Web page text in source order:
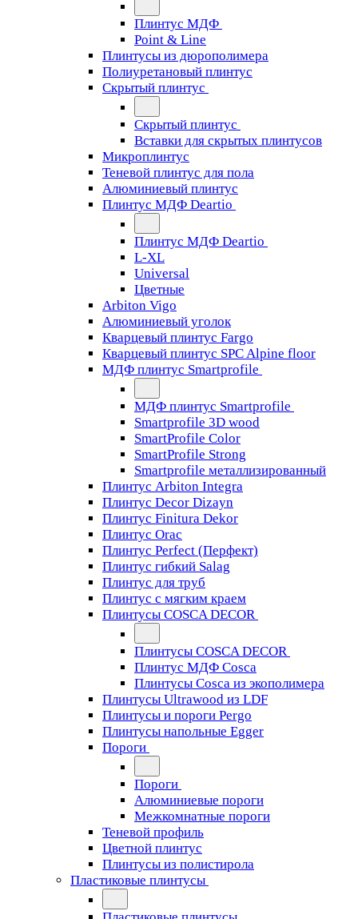
Плинтус МДФ
Point & Line
Плинтусы из дюрополимера
Полиуретановый плинтус
Скрытый плинтус
Скрытый плинтус
Вставки для скрытых плинтусов
Микроплинтус
Теневой плинтус для пола
Алюминиевый плинтус
Плинтус МДФ Deartio
Плинтус МДФ Deartio
L-XL
Universal
Цветные
Arbiton Vigo
Алюминиевый уголок
Кварцевый плинтус Fargo
Кварцевый плинтус SPC Alpine floor
МДФ плинтус Smartprofile
МДФ плинтус Smartprofile
Smartprofile 3D wood
SmartProfile Color
SmartProfile Strong
Smartprofile металлизированный
Плинтус Arbiton Integra
Плинтус Decor Dizayn
Плинтус Finitura Dekor
Плинтус Orac
Плинтус Perfect (Перфект)
Плинтус гибкий Salag
Плинтус для труб
Плинтус с мягким краем
Плинтусы COSCA DECOR
Плинтусы COSCA DECOR
Плинтус МДФ Cosca
Плинтусы Cosca из экополимера
Плинтусы Ultrawood из LDF
Плинтусы и пороги Pergo
Плинтусы напольные Egger
Пороги
Пороги
Алюминиевые пороги
Межкомнатные пороги
Теневой профиль
Цветной плинтус
Плинтусы из полистирола
Пластиковые плинтусы